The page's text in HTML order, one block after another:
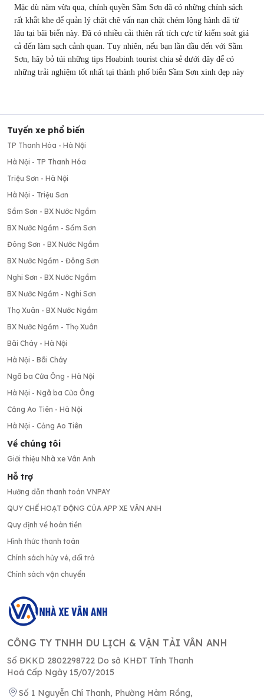
Mặc dù năm vừa qua, chính quyền Sầm Sơn đã có những chính sách
rất khắt khe để quản lý chặt chẽ vấn nạn chặt chém lộng hành đã từ
lâu tại bãi biển này. Đã có nhiều cải thiện rất tích cực từ kiểm soát giá
cả đến làm sạch cảnh quan. Tuy nhiên, nếu bạn lần đầu đến với Sầm
Sơn, hãy bỏ túi những tips Hoabinh tourist chia sẻ dưới đây để có
những trải nghiệm tốt nhất tại thành phố biển Sầm Sơn xinh đẹp này
Tuyến xe phổ biến
TP Thanh Hóa - Hà Nội
Hà Nội - TP Thanh Hóa
Triệu Sơn - Hà Nội
Hà Nội - Triệu Sơn
Sầm Sơn - BX Nước Ngầm
BX Nước Ngầm - Sầm Sơn
Đông Sơn - BX Nước Ngầm
BX Nước Ngầm - Đông Sơn
Nghi Sơn - BX Nước Ngầm
BX Nước Ngầm - Nghi Sơn
Thọ Xuân - BX Nước Ngầm
BX Nước Ngầm - Thọ Xuân
Bãi Cháy - Hà Nội
Hà Nội - Bãi Cháy
Ngã ba Cửa Ông - Hà Nội
Hà Nội - Ngã ba Cửa Ông
Cảng Ao Tiên - Hà Nội
Hà Nội - Cảng Ao Tiên
Về chúng tôi
Giới thiệu Nhà xe Vân Anh
Hỗ trợ
Hướng dẫn thanh toán VNPAY
QUY CHẾ HOẠT ĐỘNG CỦA APP XE VÂN ANH
Quy định về hoàn tiền
Hình thức thanh toán
Chính sách hủy vé, đổi trả
Chính sách vận chuyển
CÔNG TY TNHH DU LỊCH & VẬN TẢI VÂN ANH
Số ĐKKD 2802298722 Do sở KHĐT Tỉnh Thanh
Hoá Cấp Ngày 15/07/2015
Số 1 Nguyễn Chí Thanh, Phường Hàm Rồng,